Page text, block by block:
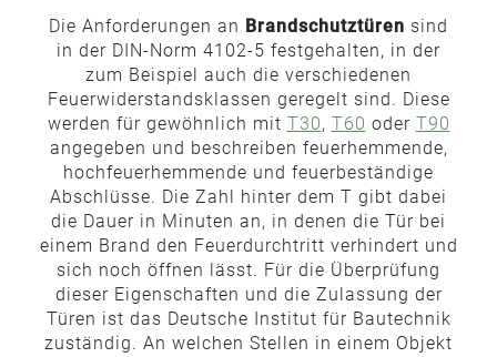
Die Anforderungen an Brandschutztüren sind
in der DIN-Norm 4102-5 festgehalten, in der
zum Beispiel auch die verschiedenen
Feuerwiderstandsklassen geregelt sind. Diese
werden für gewöhnlich mit T30, T60 oder T90
angegeben und beschreiben feuerhemmende,
hochfeuerhemmende und feuerbeständige
Abschlüsse. Die Zahl hinter dem T gibt dabei
die Dauer in Minuten an, in denen die Tür bei
einem Brand den Feuerdurchtritt verhindert und
sich noch öffnen lässt. Für die Überprüfung
dieser Eigenschaften und die Zulassung der
Türen ist das Deutsche Institut für Bautechnik
zuständig. An welchen Stellen in einem Objekt